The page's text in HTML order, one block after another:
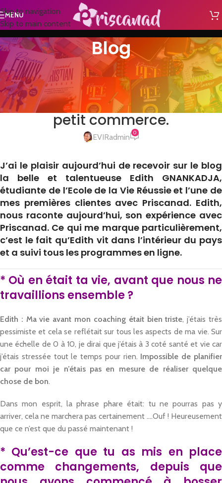
Skip to navigation
Skip to main content
MENU
Blog
NON CLASSÉ
Aujourd’hui, je gagne deux fois
plus que mon salaire avec mon
petit commerce.
EVIRadmin 0
J’ai le plaisir aujourd’hui de recevoir sur le blog
la belle et talentueuse Edith GNANKADJA,
étudiante de l’Ecole de la Vie Réussie et l’une de
mes premières clientes avec Priscanad. Edith,
nous raconte aujourd’hui, son expérience avec
Priscanad. Ce qui me marque particulièrement,
c’est le fait qu’Edith vit dans l’intérieur du pays
et a suivi tous les programmes en ligne.
* Où en était ta vie, avant que nous ne
travaillions ensemble ?
Edith : Ma vie avant mon coaching était bien triste, j’étais très
pessimiste et cela se reflétait sur tous les aspects de ma vie. Sur
une échelle de 0 à 10, je dirai que j’étais à 3 coté santé et vie car
j’étais stressée tout le temps pour rien. Impossible de planifier
car pour moi je n’étais pas en mesure de réaliser quelque
chose de bon.
Dans mon esprit, la phrase phare était: tu ne pourras pas y
arriver, cela ne marchera pas certainement ….Ouf ! Heureusement
que ce n’est que du passé maintenant !
* Qu’est-ce que tu as mis en place
comme changements, depuis que